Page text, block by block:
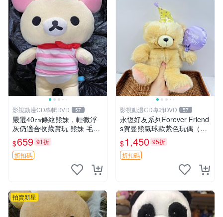
影視動漫CD專輯DVD 57
嚴選40㎝條紋熊妹，輕微浮
灰仍適合收藏賞玩 熊妹 毛絨
玩具 浮雕熊
$659 91折
折扣碼
影視動漫CD專輯DVD 57
永恆好友系列Forever Friend
s賀曼熊氣球款紫色玩偶（鼻
子稍有磨損） 中古玩具 氣球
熊 玩偶
$1,450 95折
折扣碼
拍賣新星